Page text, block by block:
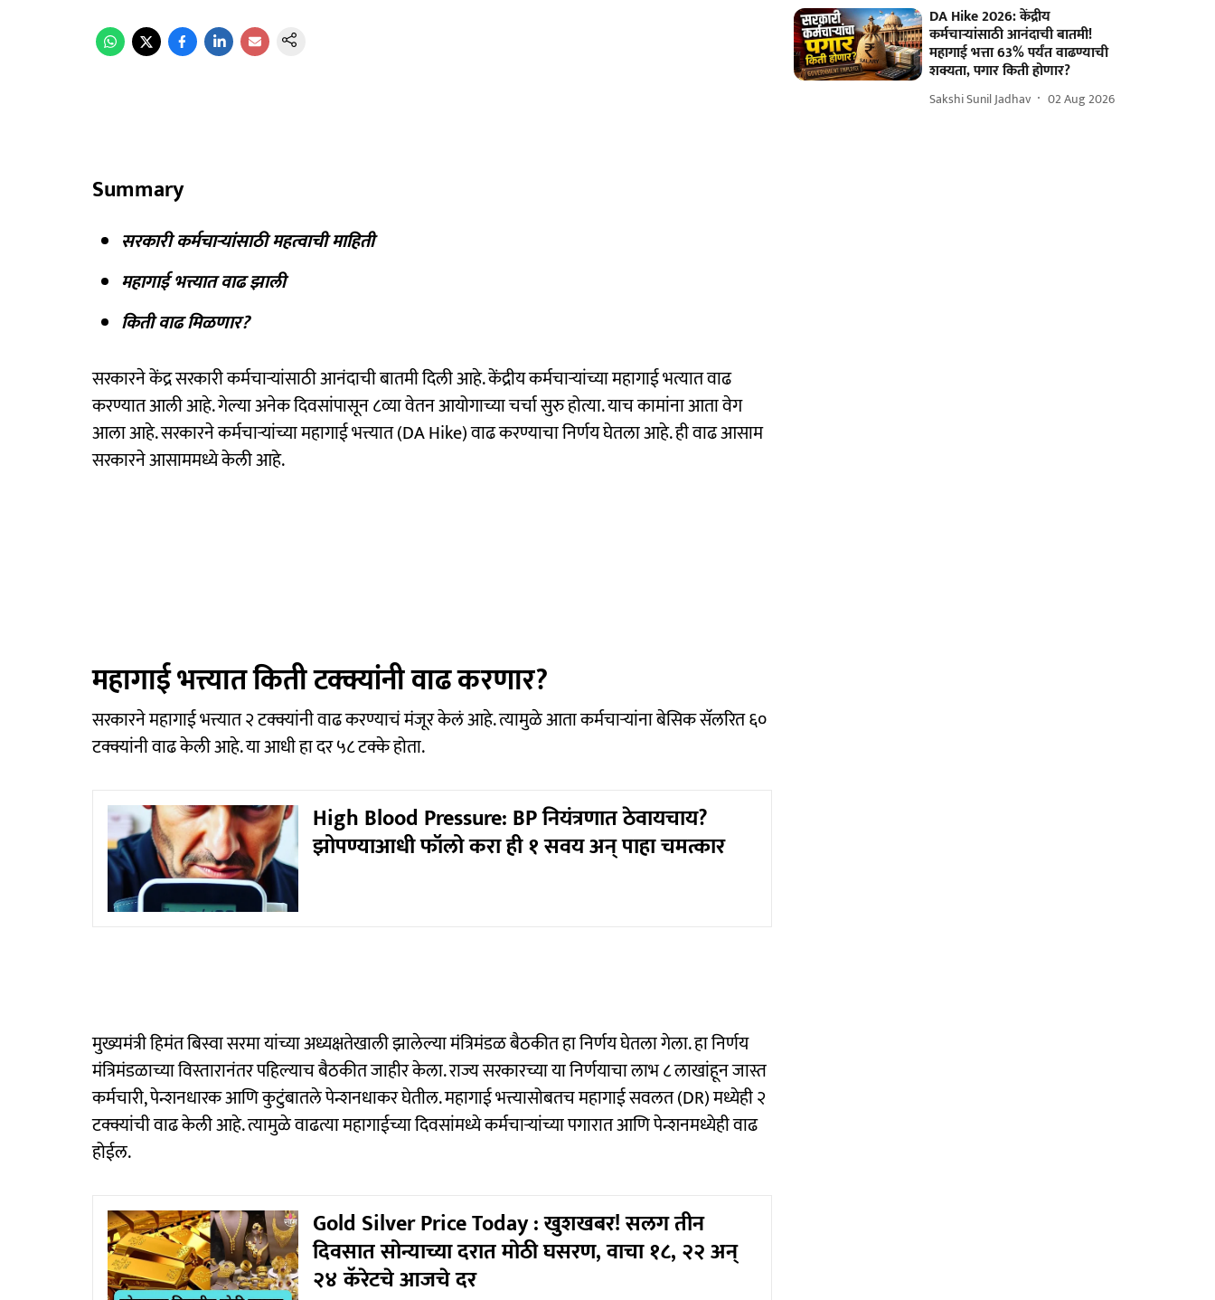
Summary
सरकारी कर्मचाऱ्यांसाठी महत्वाची माहिती
महागाई भत्त्यात वाढ झाली
किती वाढ मिळणार?
सरकारने केंद्र सरकारी कर्मचाऱ्यांसाठी आनंदाची बातमी दिली आहे. केंद्रीय कर्मचाऱ्यांच्या महागाई भत्यात वाढ
करण्यात आली आहे. गेल्या अनेक दिवसांपासून ८व्या वेतन आयोगाच्या चर्चा सुरु होत्या. याच कामांना आता वेग
आला आहे. सरकारने कर्मचाऱ्यांच्या महागाई भत्त्यात (DA Hike) वाढ करण्याचा निर्णय घेतला आहे. ही वाढ आसाम
सरकारने आसाममध्ये केली आहे.
महागाई भत्त्यात किती टक्क्यांनी वाढ करणार?
सरकारने महागाई भत्त्यात २ टक्क्यांनी वाढ करण्याचं मंजूर केलं आहे. त्यामुळे आता कर्मचाऱ्यांना बेसिक सॅलरित ६०
टक्क्यांनी वाढ केली आहे. या आधी हा दर ५८ टक्के होता.
High Blood Pressure: BP नियंत्रणात ठेवायचाय?
झोपण्याआधी फॉलो करा ही १ सवय अन् पाहा चमत्कार
मुख्यमंत्री हिमंत बिस्वा सरमा यांच्या अध्यक्षतेखाली झालेल्या मंत्रिमंडळ बैठकीत हा निर्णय घेतला गेला. हा निर्णय
मंत्रिमंडळाच्या विस्तारानंतर पहिल्याच बैठकीत जाहीर केला. राज्य सरकारच्या या निर्णयाचा लाभ ८ लाखांहून जास्त
कर्मचारी, पेन्शनधारक आणि कुटुंबातले पेन्शनधाकर घेतील. महागाई भत्त्यासोबतच महागाई सवलत (DR) मध्येही २
टक्क्यांची वाढ केली आहे. त्यामुळे वाढत्या महागाईच्या दिवसांमध्ये कर्मचाऱ्यांच्या पगारात आणि पेन्शनमध्येही वाढ
होईल.
Gold Silver Price Today : खुशखबर! सलग तीन
दिवसात सोन्याच्या दरात मोठी घसरण, वाचा १८, २२ अन्
२४ कॅरेटचे आजचे दर
DA Hike 2026: केंद्रीय
कर्मचाऱ्यांसाठी आनंदाची बातमी!
महागाई भत्ता 63% पर्यंत वाढण्याची
शक्यता, पगार किती होणार?
Sakshi Sunil Jadhav 02 Aug 2026